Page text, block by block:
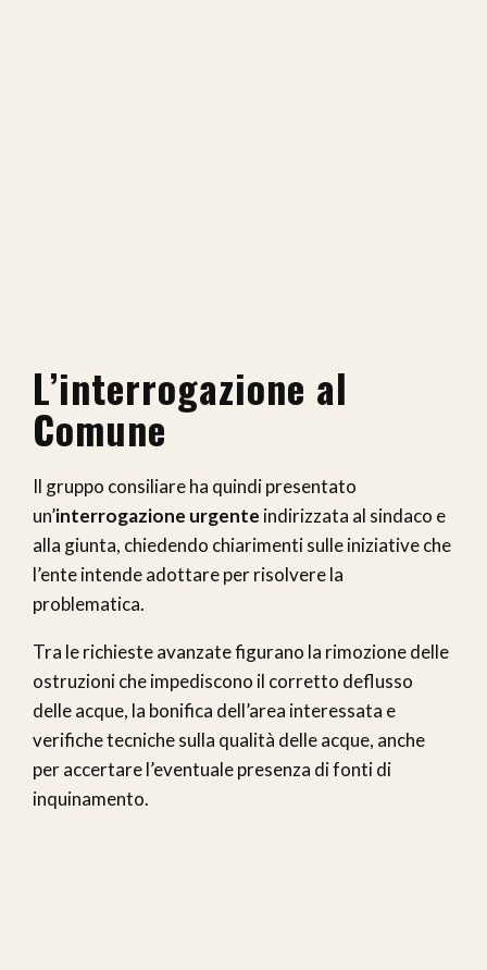
L’interrogazione al
Comune
Il gruppo consiliare ha quindi presentato
un’interrogazione urgente indirizzata al sindaco e
alla giunta, chiedendo chiarimenti sulle iniziative che
l’ente intende adottare per risolvere la
problematica.
Tra le richieste avanzate figurano la rimozione delle
ostruzioni che impediscono il corretto deflusso
delle acque, la bonifica dell’area interessata e
verifiche tecniche sulla qualità delle acque, anche
per accertare l’eventuale presenza di fonti di
inquinamento.